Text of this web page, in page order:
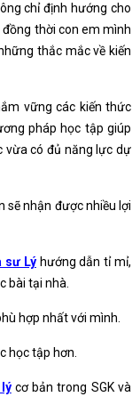
chỉ định hướng cho
thời con em mình
thắc mắc về kiến
vững các kiến thức
pháp học tập giúp
vừa có đủ năng lực dự
sẽ nhận được nhiều lợi
sư Lýhướng dẫn tỉ mỉ,
bài tại nhà.
hợp nhất với mình.
học tập hơn.
cơ bản trong SGK và